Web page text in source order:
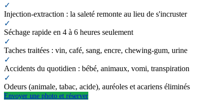
✓
Injection-extraction : la saleté remonte au lieu de s'incruster
✓
Séchage rapide en 4 à 6 heures seulement
✓
Taches traitées : vin, café, sang, encre, chewing-gum, urine
✓
Accidents du quotidien : bébé, animaux, vomi, transpiration
✓
Odeurs (animale, tabac, acide), auréoles et acariens éliminés
Envoyer une photo et réserver